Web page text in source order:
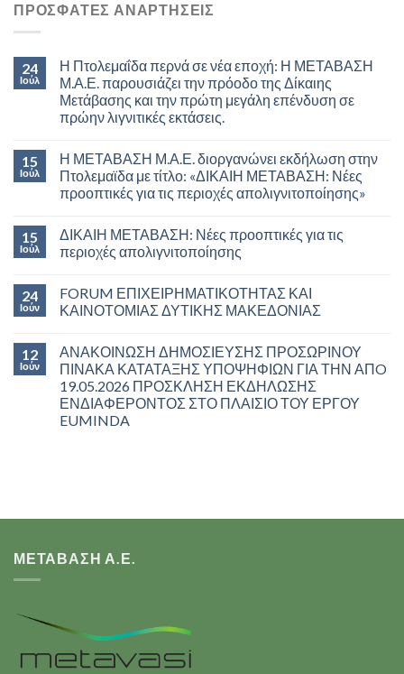
ΠΡΟΣΦΑΤΕΣ ΑΝΑΡΤΗΣΕΙΣ
24
Ιούλ
Η Πτολεμαΐδα περνά σε νέα εποχή: Η ΜΕΤΑΒΑΣΗ
Μ.Α.Ε. παρουσιάζει την πρόοδο της Δίκαιης
Μετάβασης και την πρώτη μεγάλη επένδυση σε
πρώην λιγνιτικές εκτάσεις.
15
Ιούλ
Η ΜΕΤΑΒΑΣΗ Μ.Α.Ε. διοργανώνει εκδήλωση στην
Πτολεμαϊδα με τίτλο: «ΔΙΚΑΙΗ ΜΕΤΑΒΑΣΗ: Νέες
προοπτικές για τις περιοχές απολιγνιτοποίησης»
15
Ιούλ
ΔΙΚΑΙΗ ΜΕΤΑΒΑΣΗ: Νέες προοπτικές για τις
περιοχές απολιγνιτοποίησης
24
Ιούν
FORUM ΕΠΙΧΕΙΡΗΜΑΤΙΚΟΤΗΤΑΣ ΚΑΙ
ΚΑΙΝΟΤΟΜΙΑΣ ΔΥΤΙΚΗΣ ΜΑΚΕΔΟΝΙΑΣ
12
Ιούν
ΑΝΑΚΟΙΝΩΣΗ ΔΗΜΟΣΙΕΥΣΗΣ ΠΡΟΣΩΡΙΝΟΥ
ΠΙΝΑΚΑ ΚΑΤΑΤΑΞΗΣ ΥΠΟΨΗΦΙΩΝ ΓΙΑ ΤΗΝ ΑΠO
19.05.2026 ΠΡΟΣΚΛΗΣΗ ΕΚΔΗΛΩΣΗΣ
ΕΝΔΙΑΦΕΡΟΝΤΟΣ ΣΤΟ ΠΛΑΙΣΙΟ ΤΟΥ ΕΡΓΟΥ
EUMINDA
ΜΕΤΑΒΑΣΗ Α.Ε.